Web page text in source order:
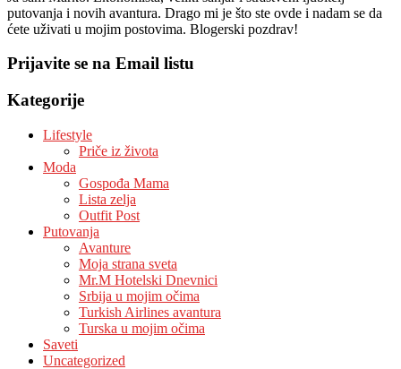
putovanja i novih avantura. Drago mi je što ste ovde i nadam se da
ćete uživati u mojim postovima. Blogerski pozdrav!
Prijavite se na Email listu
Kategorije
Lifestyle
Priče iz života
Moda
Gospođa Mama
Lista zelja
Outfit Post
Putovanja
Avanture
Moja strana sveta
Mr.M Hotelski Dnevnici
Srbija u mojim očima
Turkish Airlines avantura
Turska u mojim očima
Saveti
Uncategorized